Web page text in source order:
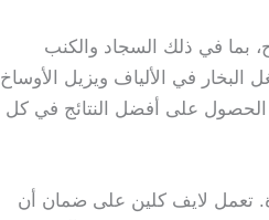
بما في ذلك السجاد والكنب
البخار في الألياف ويزيل الأوساخ
على أفضل النتائج في كل
تعمل لايف كلين على ضمان أن